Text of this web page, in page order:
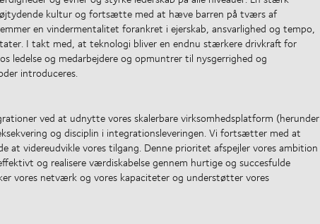
kultur og fortsætte med at hæve barren på tværs af
en vindermentalitet forankret i ejerskab, ansvarlighed og tempo,
I takt med, at teknologi bliver en endnu stærkere drivkraft for
ledelse og medarbejdere og opmuntrer til nysgerrighed og
introduceres.
ved at udnytte vores skalerbare virksomhedsplatform (herunder
og disciplin i integrationsleveringen. Vi fortsætter med at
videreudvikle vores tilgang. Denne prioritet afspejler vores ambition
og realisere værdiskabelse gennem hurtige og succesfulde
vores netværk og vores kapaciteter og understøtter vores